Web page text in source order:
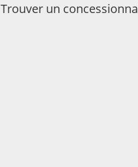
Trouver un